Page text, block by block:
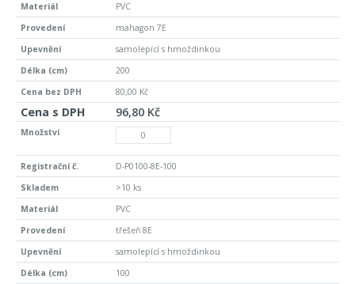
PVC
mahagon 7E
samolepící s hmoždinkou
200
80,00 Kč
96,80 Kč
D-P0100-8E-100
>10 ks
PVC
třešeň 8E
samolepící s hmoždinkou
100